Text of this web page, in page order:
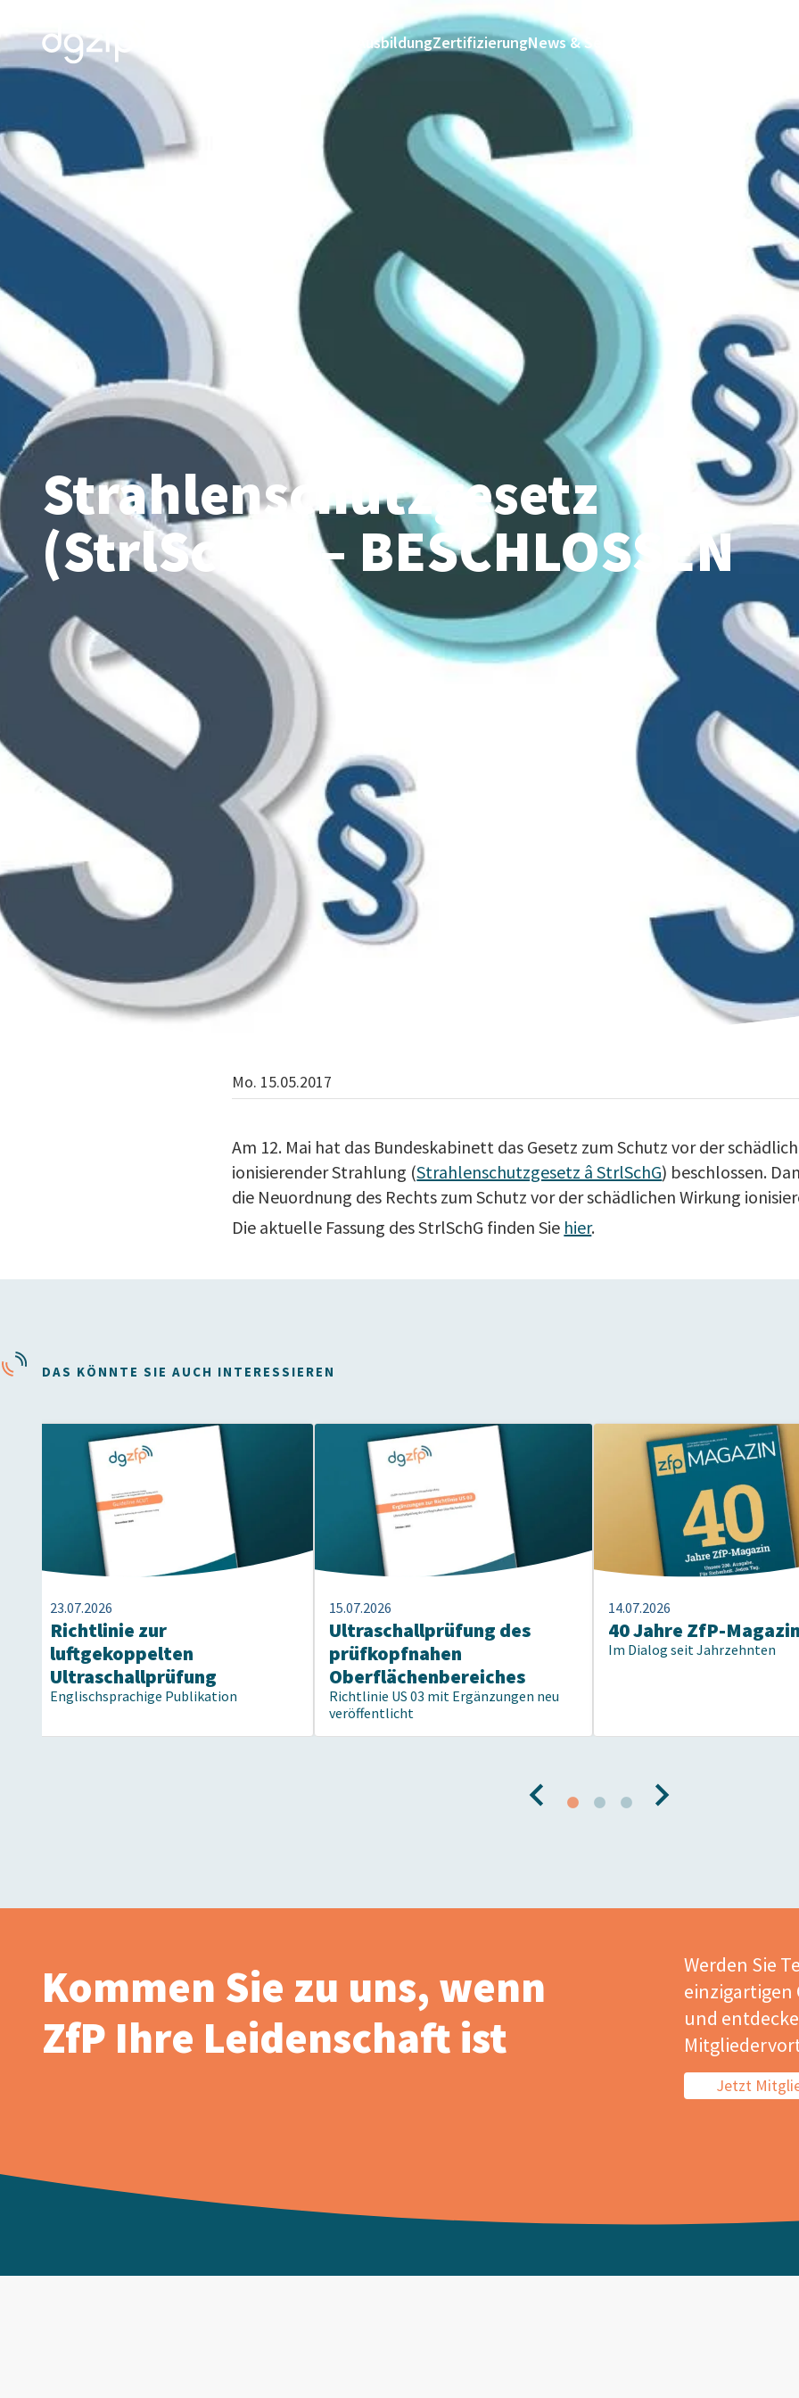
AusbildungZertifizierungNews & Services
Strahlenschutzgesetz
(StrlSchG) – BESCHLOSSEN
Mo. 15.05.2017
Am 12. Mai hat das Bundeskabinett das Gesetz zum Schutz vor der
ionisierender Strahlung (Strahlenschutzgesetz â StrlSchG) beschlossen.
die Neuordnung des Rechts zum Schutz vor der schädlichen Wirkung
Die aktuelle Fassung des StrlSchG finden Sie hier.
DAS KÖNNTE SIE AUCH INTERESSIEREN
23.07.2026
Richtlinie zur
luftgekoppelten
Ultraschallprüfung
Englischsprachige Publikation
15.07.2026
Ultraschallprüfung des
prüfkopfnahen
Oberflächenbereiches
Richtlinie US 03 mit Ergänzungen neu
veröffentlicht
14.07.2026
40 Jahre ZfP-
Im Dialog seit Jahrzehnten
Kommen Sie zu uns, wenn
ZfP Ihre Leidenschaft ist
Werden Sie
einzigartigen
und
Jetzt